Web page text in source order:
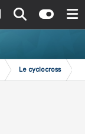
Le cyclocross